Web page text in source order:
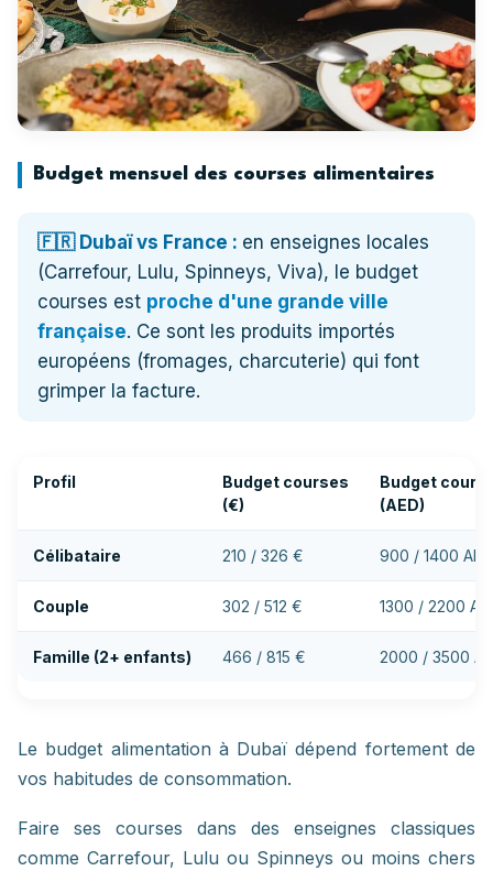
Budget mensuel des courses alimentaires
🇫🇷 Dubaï vs France : en enseignes locales
(Carrefour, Lulu, Spinneys, Viva), le budget
courses est proche d'une grande ville
française. Ce sont les produits importés
européens (fromages, charcuterie) qui font
grimper la facture.
Profil
Budget courses
(€)
Budget
(AED)
Célibataire 210 / 326 € 900 / 1400 AED
Couple 302 / 512 € 1300 / 2200
Famille (2+ enfants) 466 / 815 € 2000 / 3500
Le budget alimentation à Dubaï dépend fortement de
vos habitudes de consommation.
Faire ses courses dans des enseignes classiques
comme Carrefour, Lulu ou Spinneys ou moins chers